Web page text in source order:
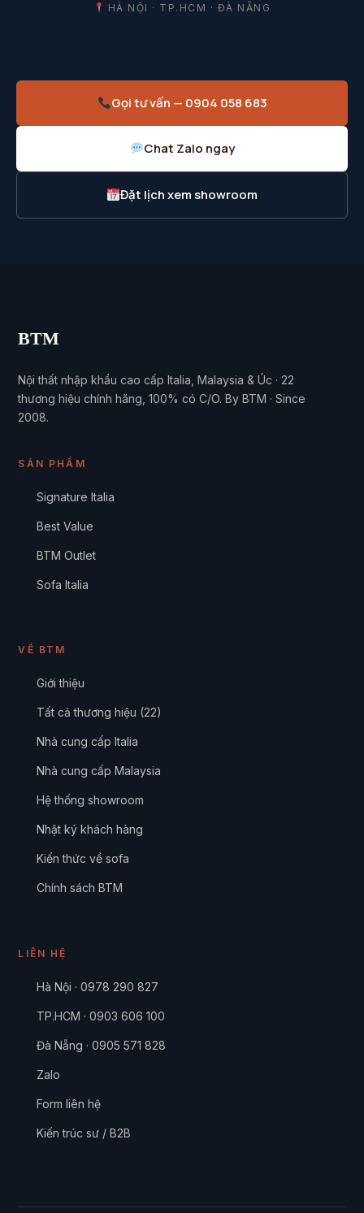
HÀ NỘI · TP.HCM · ĐÀ NẴNG
Gọi tư vấn — 0904 058 683
Chat Zalo ngay
Đặt lịch xem showroom
BTM
Nội thất nhập khẩu cao cấp Italia, Malaysia & Úc · 22
thương hiệu chính hãng, 100% có C/O. By BTM · Since
2008.
SẢN PHẨM
Signature Italia
Best Value
BTM Outlet
Sofa Italia
VỀ BTM
Giới thiệu
Tất cả thương hiệu (22)
Nhà cung cấp Italia
Nhà cung cấp Malaysia
Hệ thống showroom
Nhật ký khách hàng
Kiến thức về sofa
Chính sách BTM
LIÊN HỆ
Hà Nội · 0978 290 827
TP.HCM · 0903 606 100
Đà Nẵng · 0905 571 828
Zalo
Form liên hệ
Kiến trúc sư / B2B